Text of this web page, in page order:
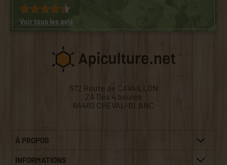
Voir tous les avis
572 Route de CAVAILLON
ZA Des 4 boules
84460 CHEVAL-BLANC
À PROPOS
INFORMATIONS